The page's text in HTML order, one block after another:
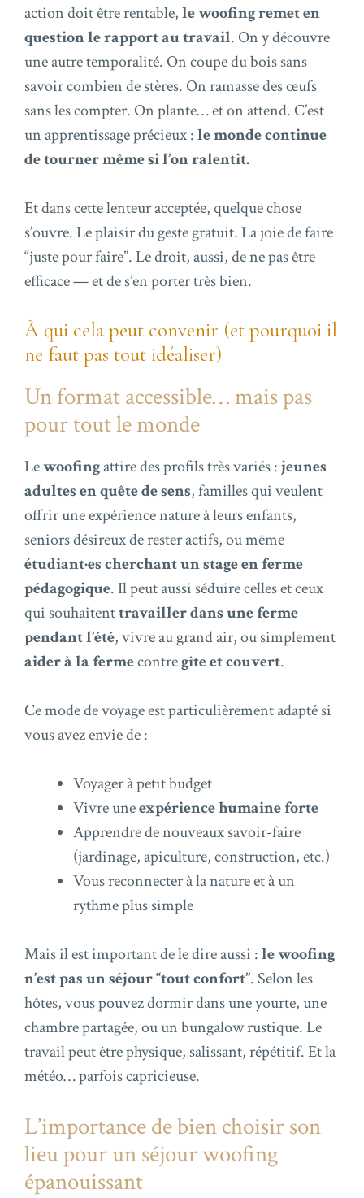
action doit être rentable,le woofing remet en
question le rapport au travail. On y découvre
une autre temporalité. On coupe du bois sans
savoir combien de stères. On ramasse des œufs
sans les compter. On plante… et on attend. C’est
un apprentissage précieux :le monde continue
de tourner même si l’on ralentit.
Et dans cette lenteur acceptée, quelque chose
s’ouvre. Le plaisir du geste gratuit. La joie de faire
“juste pour faire”. Le droit, aussi, de ne pas être
efficace — et de s’en porter très bien.
À qui cela peut convenir (et pourquoi il
ne faut pas tout idéaliser)
Un format accessible… mais pas
pour tout le monde
Lewoofingattire des profils très variés :jeunes
adultes en quête de sens, familles qui veulent
offrir une expérience nature à leurs enfants,
seniors désireux de rester actifs, ou même
étudiant·es cherchant un stage en ferme
pédagogique. Il peut aussi séduire celles et ceux
qui souhaitenttravailler dans une ferme
pendant l’été, vivre au grand air, ou simplement
aider à la fermecontregîte et couvert.
Ce mode de voyage est particulièrement adapté si
vous avez envie de :
Voyager à petit budget
Vivre uneexpérience humaine forte
Apprendre de nouveaux savoir-faire
(jardinage, apiculture, construction, etc.)
Vous reconnecter à la nature et à un
rythme plus simple
Mais il est important de le dire aussi :le woofing
n’est pas un séjour “tout confort”. Selon les
hôtes, vous pouvez dormir dans une yourte, une
chambre partagée, ou un bungalow rustique. Le
travail peut être physique, salissant, répétitif. Et la
météo… parfois capricieuse.
L’importance de bien choisir son
lieu pour un séjour woofing
épanouissant